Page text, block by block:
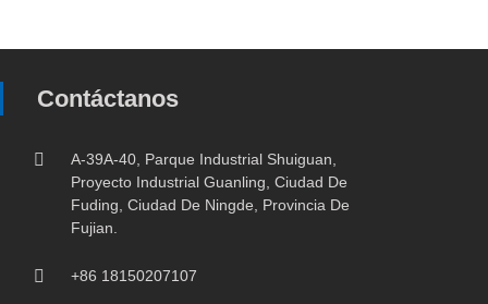
Contáctanos
A-39A-40, Parque Industrial Shuiguan,
Proyecto Industrial Guanling, Ciudad De
Fuding, Ciudad De Ningde, Provincia De
Fujian.
+86 18150207107